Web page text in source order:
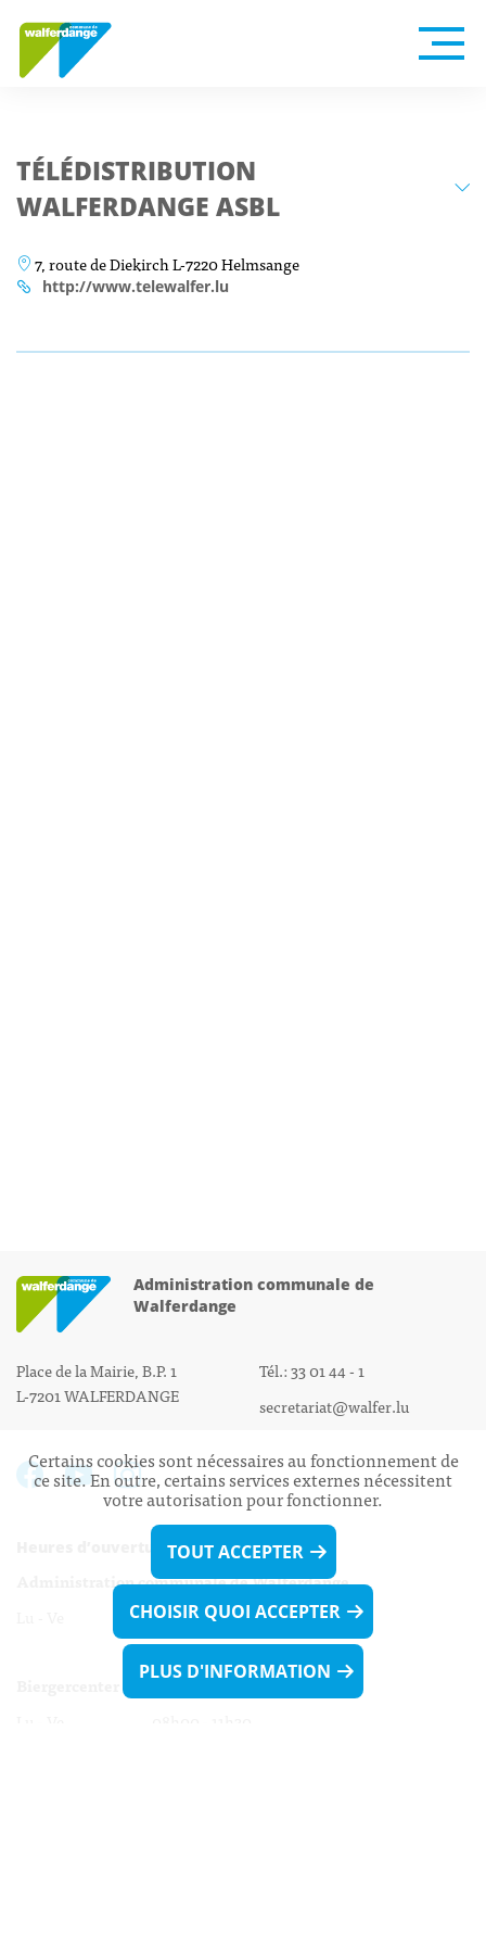
TÉLÉDISTRIBUTION
WALFERDANGE ASBL
7, route de Diekirch L-7220 Helmsange
http://www.telewalfer.lu
Administration communale de
Walferdange
Place de la Mairie, B.P. 1
L-7201 WALFERDANGE
Tél.: 33 01 44 - 1
secretariat@walfer.lu
Heures d’ouverture:
Administration communale de Walferdange
Lu - Ve 08h00 - 11h30
13h30 - 16h00
Certains cookies sont nécessaires au fonctionnement de
ce site. En outre, certains services externes nécessitent
votre autorisation pour fonctionner.
TOUT ACCEPTER
CHOISIR QUOI ACCEPTER
PLUS D'INFORMATION